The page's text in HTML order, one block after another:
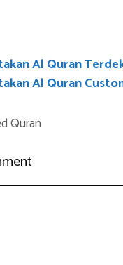
Al Quran
Al Quran
Quran